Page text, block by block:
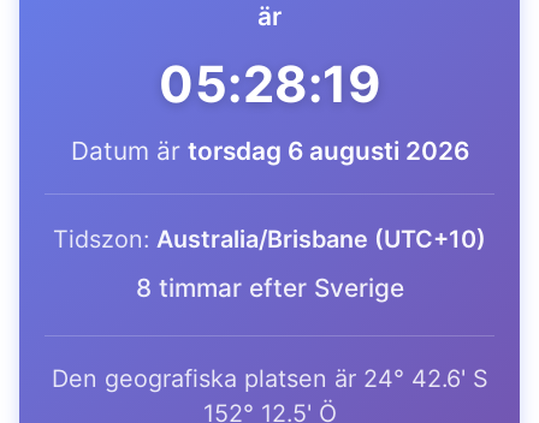
är
05:28:19
Datum är torsdag 6 augusti 2026
Tidszon: Australia/Brisbane (UTC+10)
8 timmar efter Sverige
Den geografiska platsen är 24° 42.6' S
152° 12.5' Ö